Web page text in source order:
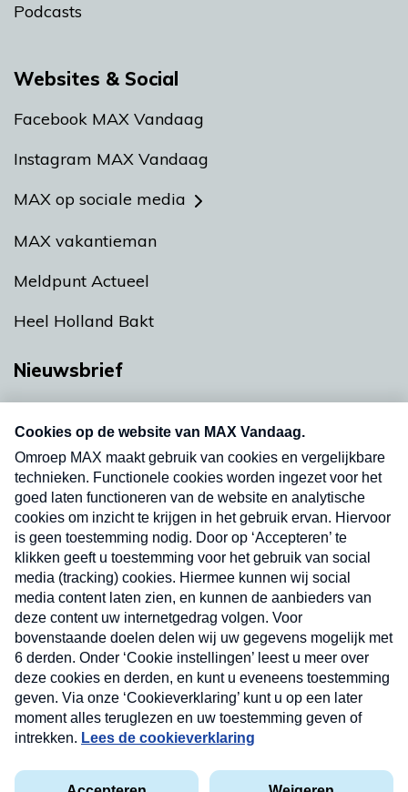
Podcasts
Websites & Social
Facebook MAX Vandaag
Instagram MAX Vandaag
MAX op sociale media
MAX vakantieman
Meldpunt Actueel
Heel Holland Bakt
Nieuwsbrief
Neem hier een gratis abonnement op onze
nieuwsbrief. Elke vrijdag- en dinsdagochtend in
uw mailbox.
Verzend
Privacyverklaring
Cookieverklaring
Nieuwsbrief
Neem hier een gratis abonnement op onze
nieuwsbrief. Elke vrijdag- en dinsdagochtend in uw